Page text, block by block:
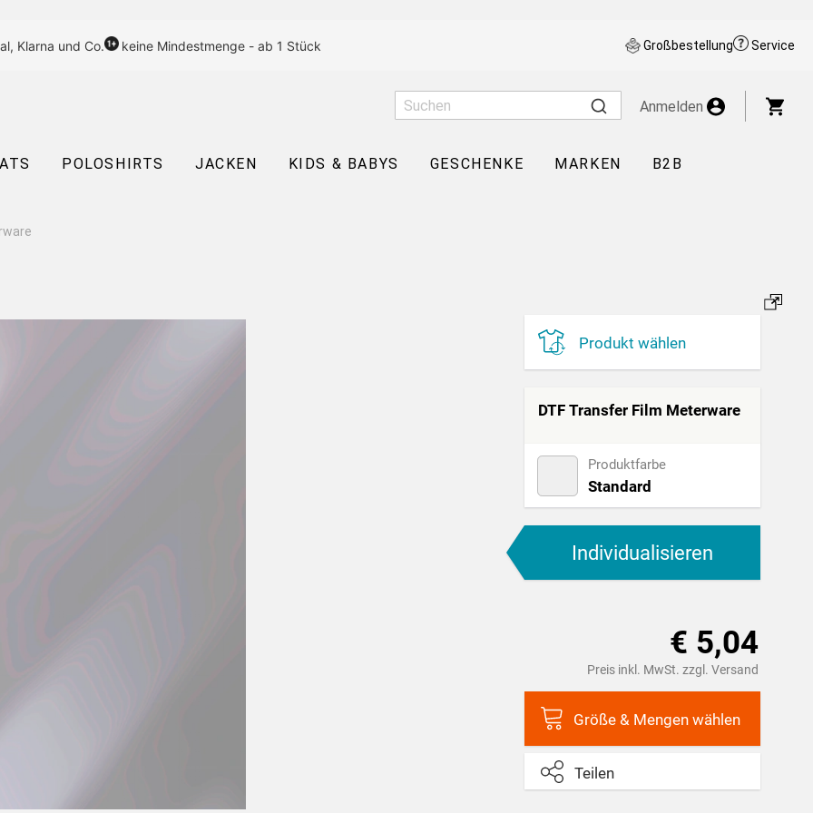
Klarna und Co. keine Mindestmenge - ab 1 Stück Großbestellung Service
Anmelden
POLOSHIRTS JACKEN KIDS & BABYS GESCHENKE MARKEN
B2B
Produkt wählen
DTF Transfer Film Meterware
Produktfarbe
Standard
Individualisieren
€ 5,04
Preis inkl. MwSt. zzgl. Versand
Größe & Mengen wählen
Teilen